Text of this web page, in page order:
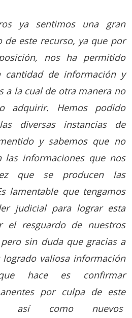
ya sentimos una gran
de este recurso, ya que por
nos ha permitido
cantidad de información y
a la cual de otra manera no
adquirir. Hemos podido
diversas instancias de
y sabemos que no
las informaciones que nos
que se producen las
lamentable que tengamos
judicial para lograr esta
el resguardo de nuestros
sin duda que gracias a
logrado valiosa información
hace es confirmar
por culpa de este
así como nuevos